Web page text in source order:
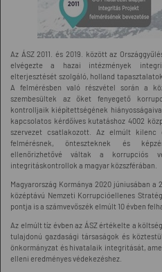
Az ÁSZ 2011. és 2019. között az
elvégezte a hazai intézmények
elterjesztését szolgáló, holland
A felmérésben való részvétel során a
szembesültek az őket fenyegető
kontrolljaik kiépítettségének
kapcsolatos kérdőíves kutatáshoz 4002
szervezet csatlakozott. Az elmúlt
felmérésnek, önteszteknek és
ellenőrizhetővé váltak a korrupciós
integritáskontrollok a magyar közszférában.
Magyarország Kormánya 2020 júniusában
középtávú Nemzeti Korrupcióellenes
pontja is a számvevőszék elmúlt 10 évben
Az elmúlt tíz évben az ÁSZ értékelte a
tulajdonú gazdasági társaságok és
önkormányzat és hivatalaik integritását,
elleni eredményes védekezéshez.